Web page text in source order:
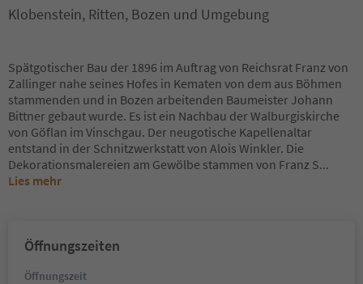
Klobenstein, Ritten, Bozen und Umgebung
Spätgotischer Bau der 1896 im Auftrag von Reichsrat Franz von
Zallinger nahe seines Hofes in Kematen von dem aus Böhmen
stammenden und in Bozen arbeitenden Baumeister Johann
Bittner gebaut wurde. Es ist ein Nachbau der Walburgiskirche
von Göflan im Vinschgau. Der neugotische Kapellenaltar
entstand in der Schnitzwerkstatt von Alois Winkler. Die
Dekorationsmalereien am Gewölbe stammen von Franz S...
Lies mehr
Öffnungszeiten
Öffnungszeit